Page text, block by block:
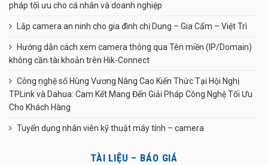
pháp tối ưu cho cá nhân và doanh nghiệp
Lắp camera an ninh cho gia đình chị Dung – Gia Cẩm – Việt Trì
Hướng dẫn cách xem camera thông qua Tên miền (IP/Domain)
không cần tài khoản trên Hik-Connect
Công nghệ số Hùng Vương Nâng Cao Kiến Thức Tại Hội Nghị
TPLink và Dahua: Cam Kết Mang Đến Giải Pháp Công Nghệ Tối Ưu
Cho Khách Hàng
Tuyển dụng nhân viên kỹ thuật máy tính – camera
TÀI LIỆU – BÁO GIÁ